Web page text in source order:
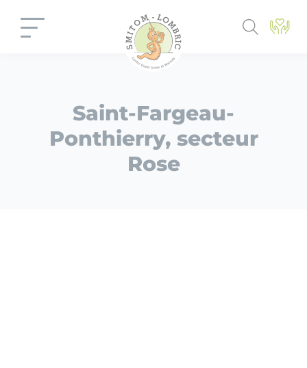
Saint-Fargeau-
Ponthierry, secteur
Rose